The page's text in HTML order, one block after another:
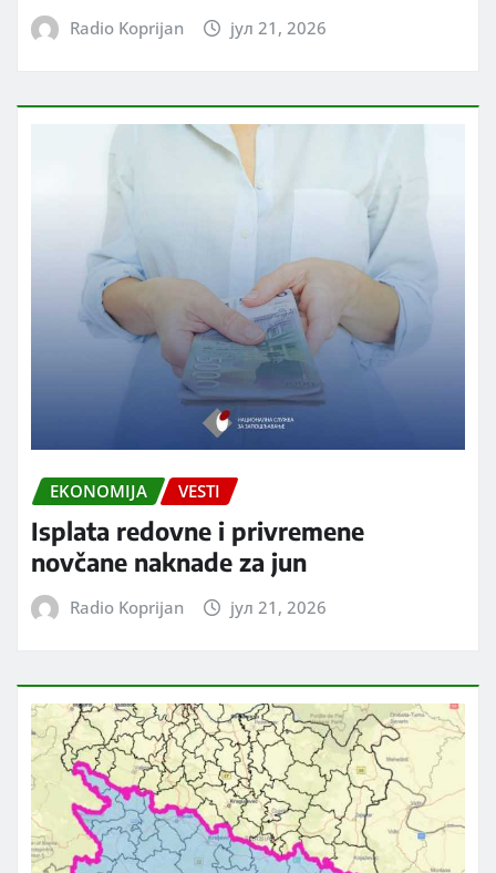
Radio Koprijan јул 21, 2026
EKONOMIJA VESTI
Isplata redovne i privremene
novčane naknade za jun
Radio Koprijan јул 21, 2026